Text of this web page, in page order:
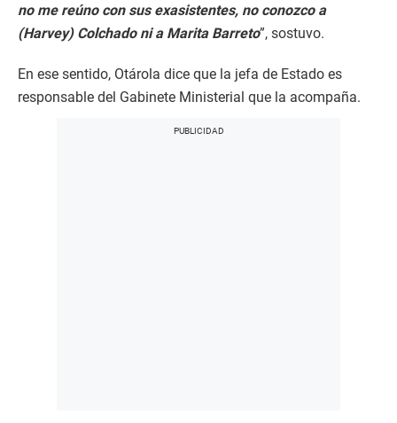
no me reúno con sus exasistentes, no conozco a
(Harvey) Colchado ni a Marita Barreto”, sostuvo.
En ese sentido, Otárola dice que la jefa de Estado es
responsable del Gabinete Ministerial que la acompaña.